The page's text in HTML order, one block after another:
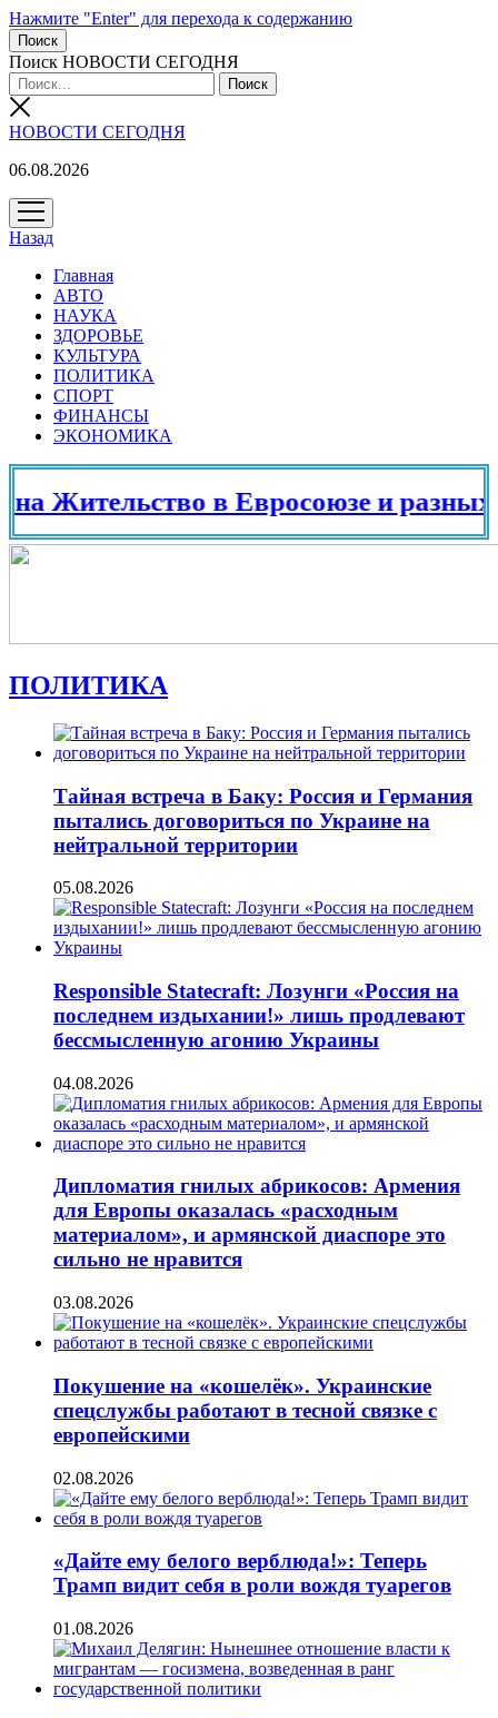
Нажмите "Enter" для перехода к содержанию
Поиск
Поиск НОВОСТИ СЕГОДНЯ
НОВОСТИ СЕГОДНЯ
06.08.2026
открыть
меню
Назад
Главная
АВТО
НАУКА
ЗДОРОВЬЕ
КУЛЬТУРА
ПОЛИТИКА
СПОРТ
ФИНАНСЫ
ЭКОНОМИКА
в Евросоюзе и разных
ПОЛИТИКА
Тайная встреча в Баку: Россия и Германия
пытались договориться по Украине на
нейтральной территории
05.08.2026
Responsible Statecraft: Лозунги «Россия на
последнем издыхании!» лишь продлевают
бессмысленную агонию Украины
04.08.2026
Дипломатия гнилых абрикосов: Армения
для Европы оказалась «расходным
материалом», и армянской диаспоре это
сильно не нравится
03.08.2026
Покушение на «кошелёк». Украинские
спецслужбы работают в тесной связке с
европейскими
02.08.2026
«Дайте ему белого верблюда!»: Теперь
Трамп видит себя в роли вождя туарегов
01.08.2026